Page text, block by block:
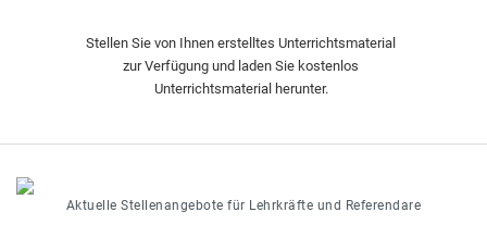
Stellen Sie von Ihnen erstelltes Unterrichtsmaterial
zur Verfügung und laden Sie kostenlos
Unterrichtsmaterial herunter.
Aktuelle Stellenangebote für Lehrkräfte und Referendare